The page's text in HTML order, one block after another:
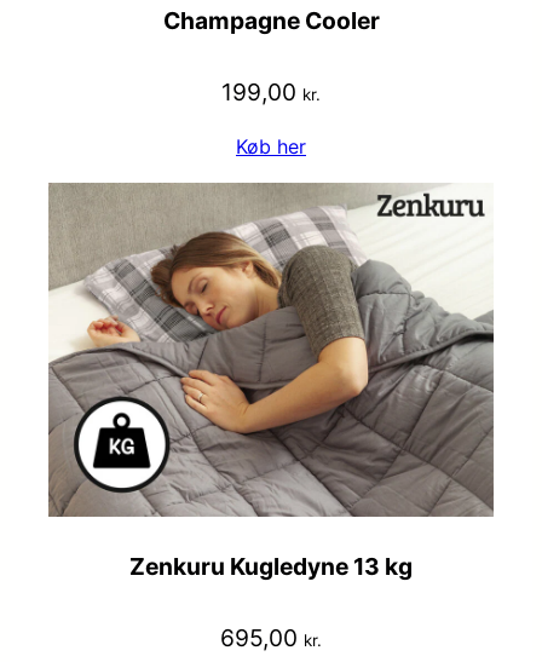
Champagne Cooler
199,00 kr.
Køb her
Zenkuru Kugledyne 13 kg
695,00 kr.